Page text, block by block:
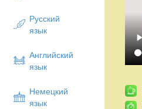
Русский
язык
Английский
язык
Немецкий
язык